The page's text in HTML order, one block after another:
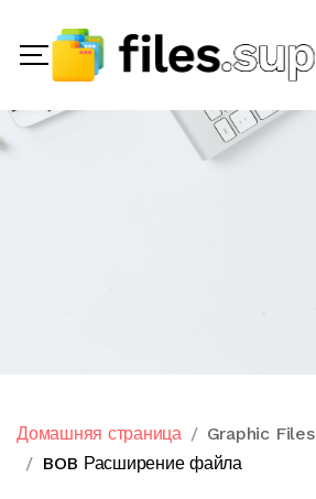
Домашняя страница
Graphic Files
BOB Расширение файла